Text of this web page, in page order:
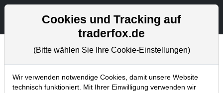
Aktien- und Artikelsuche
Chartanalysen
Home Blog Chartanalysen
Cookies und Tracking auf
traderfox.de
(Bitte wählen Sie Ihre Cookie-Einstellungen)
Wir verwenden notwendige Cookies, damit unsere Website
technisch funktioniert. Mit Ihrer Einwilligung verwenden wir